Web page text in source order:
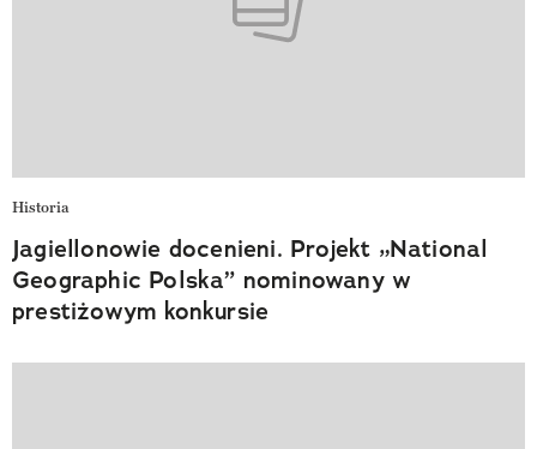
Historia
Jagiellonowie docenieni. Projekt „National
Geographic Polska” nominowany w
prestiżowym konkursie